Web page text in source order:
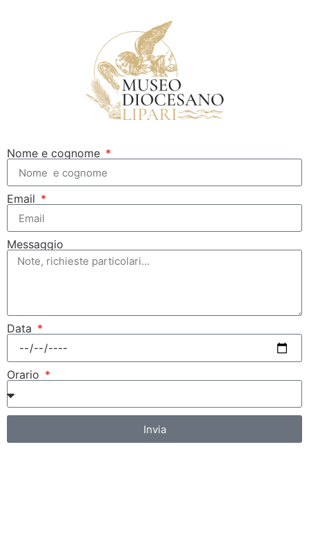
Nome e cognome
Email
Messaggio
Data
Orario
Invia